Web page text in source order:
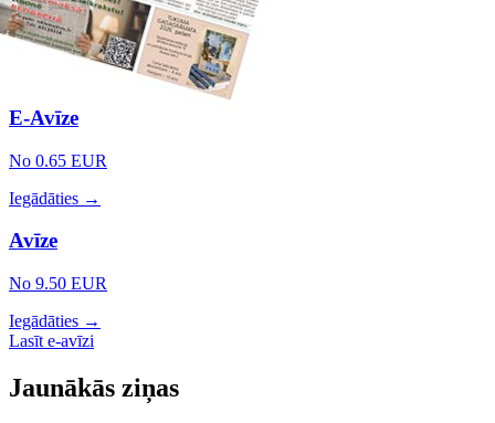
E-Avīze
No 0.65 EUR
Iegādāties →
Avīze
No 9.50 EUR
Iegādāties →
Lasīt e-avīzi
Jaunākās ziņas